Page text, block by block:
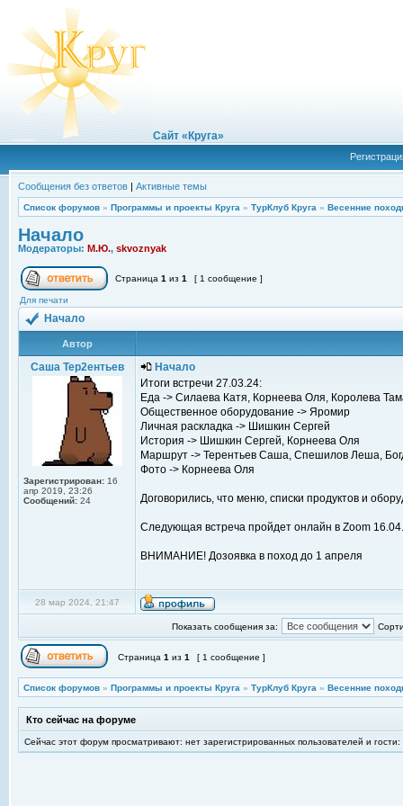
Сайт «Круга»
Сообщения без ответов | Активные темы
Список форумов » Программы и проекты Круга » ТурКлуб Круга » Весенние
Начало
Модераторы: М.Ю., skvoznyak
Страница 1 из 1 [ 1 сообщение ]
Для печати
Начало
Автор
Саша Тер2ентьев
Зарегистрирован: 16
апр 2019, 23:26
Сообщений: 24
Начало
Итоги встречи 27.03.24:
Еда -> Силаева Катя, Корнеева Оля, Королева
Общественное оборудование -> Яромир
Личная раскладка -> Шишкин Сергей
История -> Шишкин Сергей, Корнеева Оля
Маршрут -> Терентьев Саша, Спешилов Леша,
Фото -> Корнеева Оля
Договорились, что меню, списки продуктов и
Следующая встреча пройдет онлайн в Zoom
ВНИМАНИЕ! Дозоявка в поход до 1 апреля
28 мар 2024, 21:47
Показать сообщения за:
Страница 1 из 1 [ 1 сообщение ]
Список форумов » Программы и проекты Круга » ТурКлуб Круга » Весенние
Кто сейчас на форуме
Сейчас этот форум просматривают: нет зарегистрированных пользователей и гости: